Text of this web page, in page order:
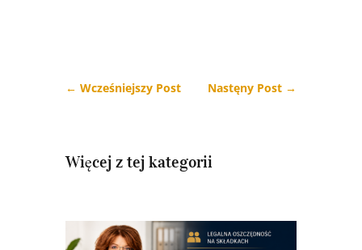
← Wcześniejszy Post Nastęny Post →
Więcej z tej kategorii